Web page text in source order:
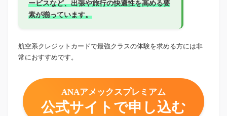
ービスなど、出張や旅行の快適性を高める要
素が揃っています。
航空系クレジットカードで最強クラスの体験を求める方には非
常におすすめです。
ANAアメックスプレミアム
公式サイトで申し込む